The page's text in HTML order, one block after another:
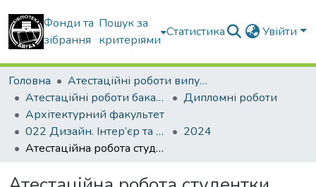
Фонди та
зібрання
Пошук за
критеріями
Статистика Увійти
Головна
Атестаційні роботи випускників
Атестаційні роботи бакалаврів
Дипломні роботи
Архітектурний факультет
022 Дизайн. Інтер’єр та обладнання
2024
Атестаційна робота студентки Пархоменко Олександри Віталіївни